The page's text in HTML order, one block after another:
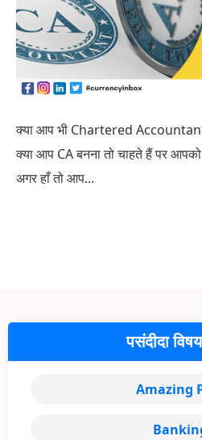
क्या आप भी Chartered
क्या आप CA बनना तो चाहते हैं पर
अगर हाँ तो आप...
पसंदीदा
Amazing